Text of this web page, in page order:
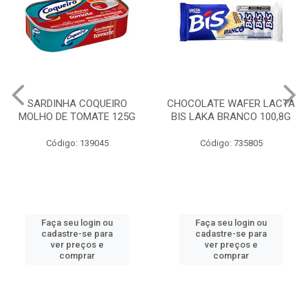
CHOCOLATE WAFER LACTA
BIS LAKA BRANCO 100,8G
Código: 735805
Faça seu login ou
cadastre-se para
ver preços e
comprar
BISCOITO SHOW GOL
BLACK RECHEIO
Código: 735603
Faça seu login ou
cadastre-se para
ver preços e
comprar